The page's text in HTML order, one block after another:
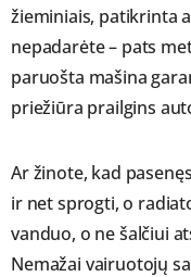
žieminiais, patikrinta
nepadarėte – pats
paruošta mašina
priežiūra prailgins
Ar žinote, kad
ir net sprogti, o
vanduo, o ne šalčiui
Nemažai vairuotojų